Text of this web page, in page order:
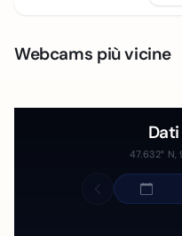
Webcams più vicine
47.632° N,